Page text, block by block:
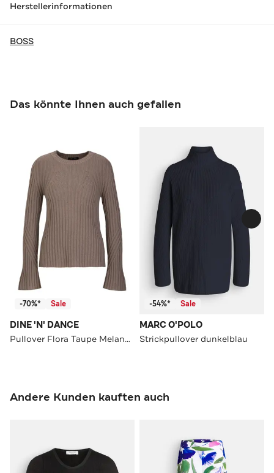
Herstellerinformationen
BOSS
Das könnte Ihnen auch gefallen
-70%* Sale
DINE 'N' DANCE
Pullover Flora Taupe Melange
-54%* Sale
MARC O'POLO
Strickpullover dunkelblau
Andere Kunden kauften auch